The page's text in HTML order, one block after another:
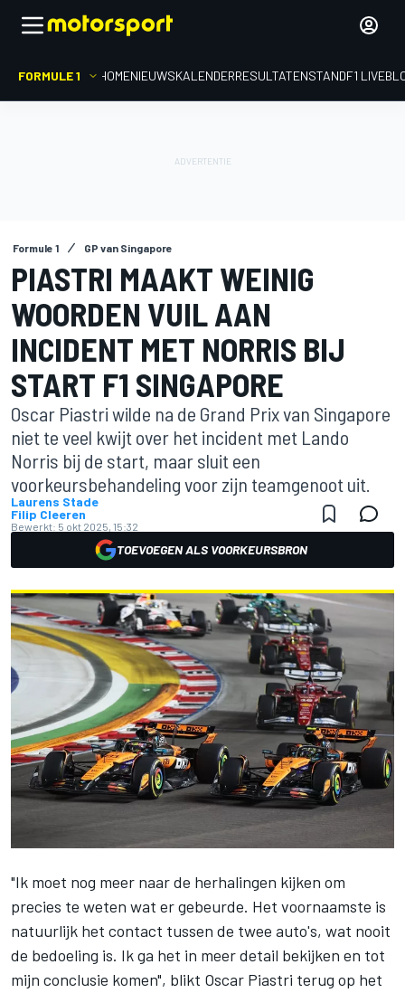
FORMULE 1 HOMENIEUWSKALENDERRESULTATENSTANDF1
Formule 1 GP van Singapore
PIASTRI MAAKT WEINIG
WOORDEN VUIL AAN
INCIDENT MET NORRIS BIJ
START F1 SINGAPORE
Oscar Piastri wilde na de Grand Prix van Singapore
niet te veel kwijt over het incident met Lando
Norris bij de start, maar sluit een
voorkeursbehandeling voor zijn teamgenoot uit.
Laurens Stade
Filip Cleeren
Bewerkt: 5 okt 2025, 15:32
TOEVOEGEN ALS VOORKEURSBRON
"Ik moet nog meer naar de herhalingen kijken om
precies te weten wat er gebeurde. Het voornaamste is
natuurlijk het contact tussen de twee auto's, wat nooit
de bedoeling is. Ik ga het in meer detail bekijken en tot
mijn conclusie komen", blikt Oscar Piastri terug op het